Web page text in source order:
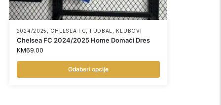
2024/2025 CHELSEA FC FUDBAL KLUBOVI
Chelsea FC 2024/2025 Home Domaći Dres
KM69.00
Odaberi opcije